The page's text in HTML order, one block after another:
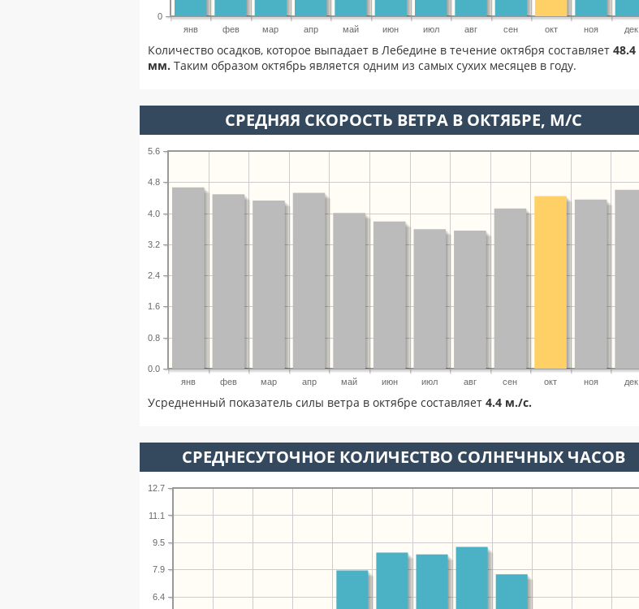
янв фев мар апр май июн июл авг сен окт ноя дек
0
Количество осадков, которое выпадает в Лебедине в течение октября составляет 48.4
мм. Таким образом октябрь является одним из самых сухих месяцев в году.
СРЕДНЯЯ СКОРОСТЬ ВЕТРА В ОКТЯБРЕ, М/С
янв фев мар апр май июн июл авг сен окт ноя дек
0.0
0.8
1.6
2.4
3.2
4.0
4.8
5.6
Усредненный показатель силы ветра в октябре составляет 4.4 м./с.
СРЕДНЕСУТОЧНОЕ КОЛИЧЕСТВО СОЛНЕЧНЫХ ЧАСОВ
6.4
7.9
9.5
11.1
12.7